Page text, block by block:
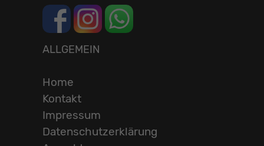
ALLGEMEIN
Home
Kontakt
Impressum
Datenschutzerklärung